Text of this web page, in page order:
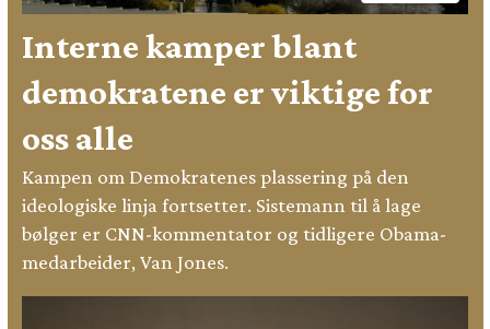
Interne kamper blant
demokratene er viktige for
oss alle
Kampen om Demokratenes plassering på den
ideologiske linja fortsetter. Sistemann til å lage
bølger er CNN-kommentator og tidligere Obama-
medarbeider, Van Jones.